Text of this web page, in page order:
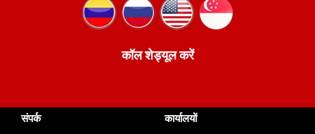
कॉल शेड्यूल करें
संपर्क कार्यालयों